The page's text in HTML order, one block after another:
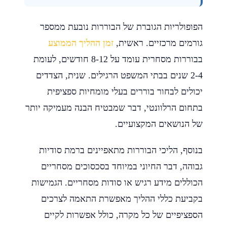
הפופולריות הגוברת של הבוררות נובעת ממספר
גורמים מרכזיים. ראשית, זמן ההליך הממוצע
בבוררות מסחרית עומד על 8-12 חודשים, לעומת
2-4 שנים בבתי המשפט הרגילים. שנית, הצדדים
יכולים לבחור בוררים בעלי מומחיות ספציפית
בתחום הרלוונטי, דבר שמבטיח הבנה מעמיקה יותר
של הנושאים המקצועיים.
בנוסף, הליכי הבוררות מתאפיינים ברמת סודיות
גבוהה, דבר החיוני במיוחד בסכסוכים מסחריים
הכוללים מידע רגיש או סודות מסחריים. הגמישות
בקביעת כללי ההליך מאפשרת התאמה לצרכים
הספציפיים של כל מקרה, כולל אפשרות לקיים